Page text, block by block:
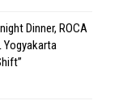
Dinner, ROCA
Yogyakarta